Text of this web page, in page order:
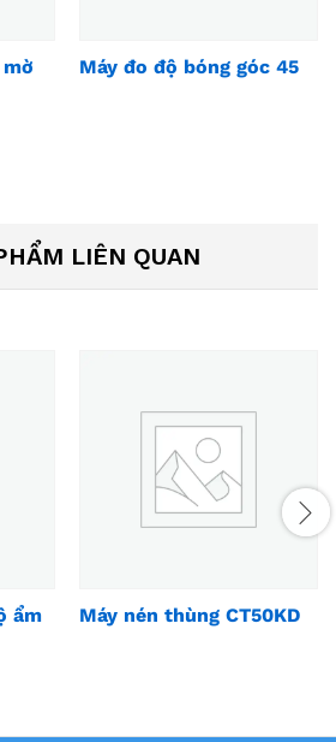
Máy đo độ bóng góc 45
LIÊN QUAN
ẩm Máy nén thùng CT50KD